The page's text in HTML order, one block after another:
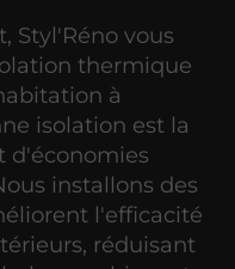
Styl'Réno vous
thermique
à
isolation est la
d'économies
installons des
l'efficacité
réduisant